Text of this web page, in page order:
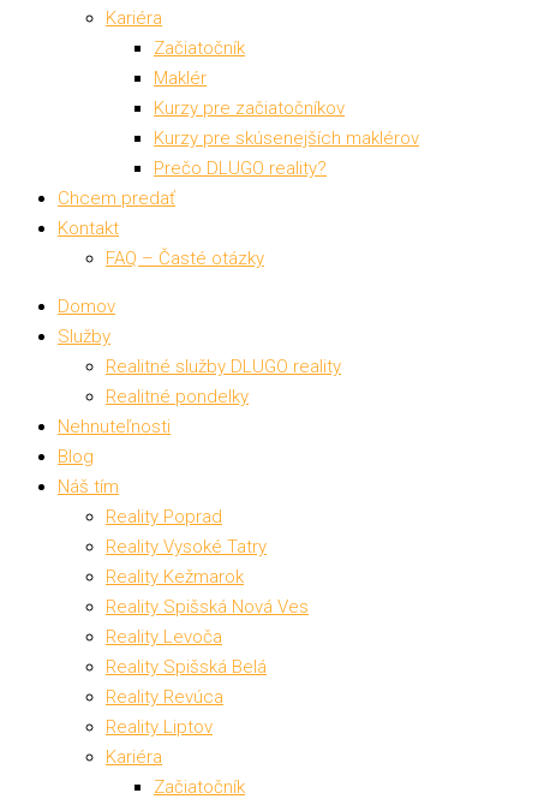
Kariéra
Začiatočník
Maklér
Kurzy pre začiatočníkov
Kurzy pre skúsenejších maklérov
Prečo DLUGO reality?
Chcem predať
Kontakt
FAQ – Časté otázky
Domov
Služby
Realitné služby DLUGO reality
Realitné pondelky
Nehnuteľnosti
Blog
Náš tím
Reality Poprad
Reality Vysoké Tatry
Reality Kežmarok
Reality Spišská Nová Ves
Reality Levoča
Reality Spišská Belá
Reality Revúca
Reality Liptov
Kariéra
Začiatočník